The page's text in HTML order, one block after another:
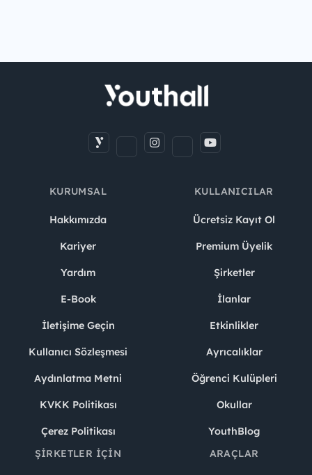
KURUMSAL
Hakkımızda
Kariyer
Yardım
E-Book
İletişime Geçin
Kullanıcı Sözleşmesi
Aydınlatma Metni
KVKK Politikası
Çerez Politikası
KULLANICILAR
Ücretsiz Kayıt Ol
Premium Üyelik
Şirketler
İlanlar
Etkinlikler
Ayrıcalıklar
Öğrenci Kulüpleri
Okullar
YouthBlog
ŞIRKETLER İÇIN
ARAÇLAR